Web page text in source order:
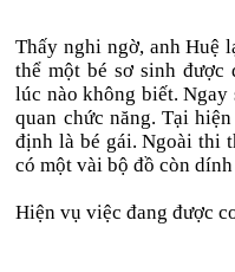
Thấy nghi ngờ, anh Huệ
thể một bé sơ sinh
lúc nào không biết.
quan chức năng. Tại
định là bé gái. Ngoài thi
có một vài bộ đồ còn
Hiện vụ việc đang được